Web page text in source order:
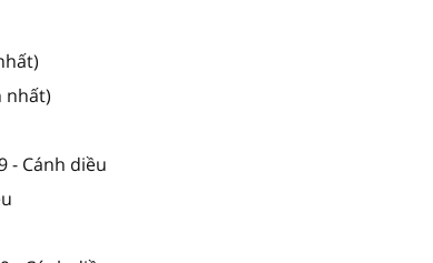
nhất)
- Cánh diều